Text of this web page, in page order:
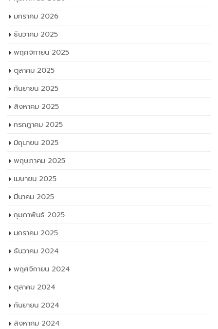
มกราคม 2026
ธันวาคม 2025
พฤศจิกายน 2025
ตุลาคม 2025
กันยายน 2025
สิงหาคม 2025
กรกฎาคม 2025
มิถุนายน 2025
พฤษภาคม 2025
เมษายน 2025
มีนาคม 2025
กุมภาพันธ์ 2025
มกราคม 2025
ธันวาคม 2024
พฤศจิกายน 2024
ตุลาคม 2024
กันยายน 2024
สิงหาคม 2024